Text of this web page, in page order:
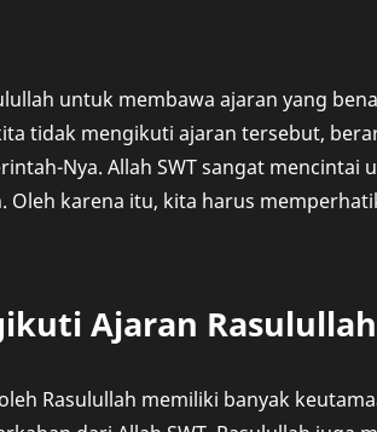
untuk membawa ajaran yang
tidak mengikuti ajaran tersebut,
Nya. Allah SWT sangat mencintai
Oleh karena itu, kita harus
Ajaran Rasulullah
Rasulullah memiliki banyak